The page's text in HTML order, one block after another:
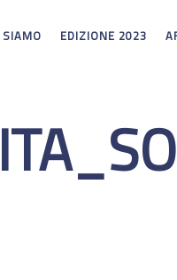
SIAMO EDIZIONE 2023